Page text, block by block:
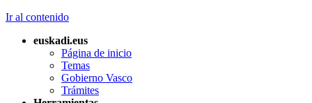
Ir al contenido
euskadi.eus
Página de inicio
Temas
Gobierno Vasco
Trámites